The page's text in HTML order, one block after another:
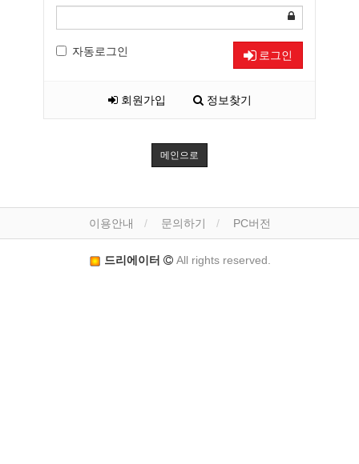
자동로그인 로그인
회원가입 정보찾기
메인으로
이용안내 문의하기 PC버전
드리에이터 All rights reserved.